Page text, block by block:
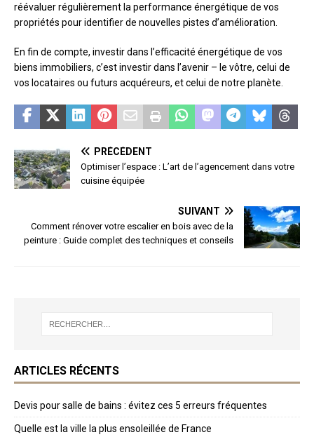
réévaluer régulièrement la performance énergétique de vos
propriétés pour identifier de nouvelles pistes d’amélioration.
En fin de compte, investir dans l’efficacité énergétique de vos
biens immobiliers, c’est investir dans l’avenir – le vôtre, celui de
vos locataires ou futurs acquéreurs, et celui de notre planète.
PRÉCÉDENT
Optimiser l’espace : L’art de l’agencement dans votre
cuisine équipée
SUIVANT
Comment rénover votre escalier en bois avec de la
peinture : Guide complet des techniques et conseils
ARTICLES RÉCENTS
Devis pour salle de bains : évitez ces 5 erreurs fréquentes
Quelle est la ville la plus ensoleillée de France